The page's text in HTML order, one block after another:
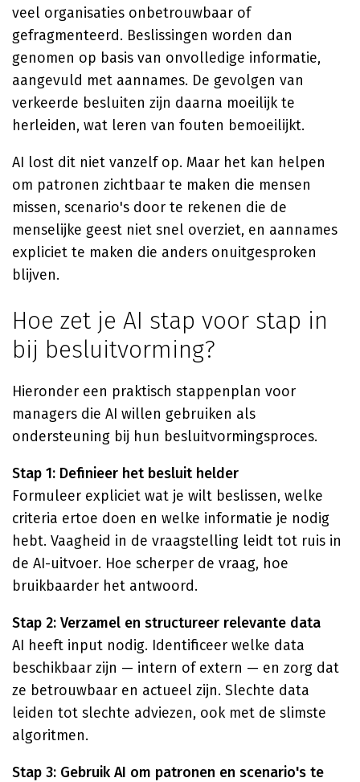
veel organisaties onbetrouwbaar of
gefragmenteerd. Beslissingen worden dan
genomen op basis van onvolledige informatie,
aangevuld met aannames. De gevolgen van
verkeerde besluiten zijn daarna moeilijk te
herleiden, wat leren van fouten bemoeilijkt.
AI lost dit niet vanzelf op. Maar het kan helpen
om patronen zichtbaar te maken die mensen
missen, scenario's door te rekenen die de
menselijke geest niet snel overziet, en aannames
expliciet te maken die anders onuitgesproken
blijven.
Hoe zet je AI stap voor stap in
bij besluitvorming?
Hieronder een praktisch stappenplan voor
managers die AI willen gebruiken als
ondersteuning bij hun besluitvormingsproces.
Stap 1: Definieer het besluit helder
Formuleer expliciet wat je wilt beslissen, welke
criteria ertoe doen en welke informatie je nodig
hebt. Vaagheid in de vraagstelling leidt tot ruis in
de AI-uitvoer. Hoe scherper de vraag, hoe
bruikbaarder het antwoord.
Stap 2: Verzamel en structureer relevante data
AI heeft input nodig. Identificeer welke data
beschikbaar zijn — intern of extern — en zorg dat
ze betrouwbaar en actueel zijn. Slechte data
leiden tot slechte adviezen, ook met de slimste
algoritmen.
Stap 3: Gebruik AI om patronen en scenario's te